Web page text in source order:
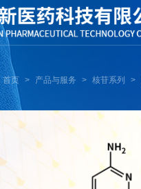
首页 > 产品与服务 > 核苷系列 >